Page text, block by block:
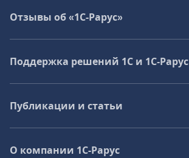
Отзывы об «1С-Рарус»
Поддержка решений 1С и 1С‑Рарус
Публикации и статьи
О компании 1C-Рарус